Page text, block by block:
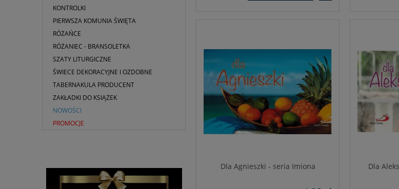
KONTROLKI
PIERWSZA KOMUNIA ŚWIĘTA
RÓŻAŃCE
RÓŻANIEC - BRANSOLETKA
SZATY LITURGICZNE
ŚWIECE DEKORACYJNE I OZDOBNE
TABERNAKULA PRODUCENT
ZAKŁADKI DO KSIĄŻEK
NOWOŚCI
PROMOCJE
Dla Agnieszki - seria Imiona Dla